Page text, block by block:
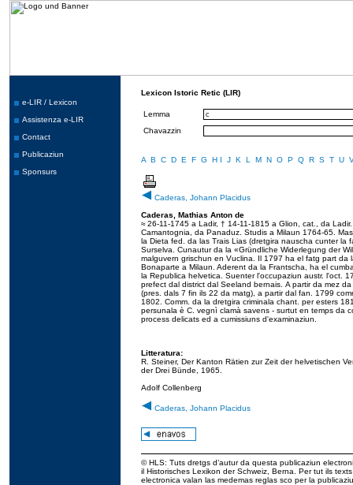
e-LIR / Lexicon
Assistenza e-LIR
Contact
Publicaziun
Sponsurs
Lexicon Istoric Retic (LIR)
Lemma
Chavazzin
A B C D E F G H I J K L M N O P Q R S T U
Caderas, Johann Placidus
Caderas, Mathias Anton de
≈ 26-11-1745 a Ladir, † 14-11-1815 a Glion, cat., da
Camantognia, da Panaduz. Studis a Milaun 1764-65.
la Dieta fed. da las Trais Lias (dretgira nauscha cunter la
Surselva. Cunautur da la «Gründliche Widerlegung der
malguvern grischun en Vuclina. Il 1797 ha el fatg part
Bonaparte a Milaun. Aderent da la Frantscha, ha el
la Republica helvetica. Suenter l'occupaziun austr. l'oct.
prefect dal district dal Seeland bernais. A partir da mez
(pres. dals 7 fin ils 22 da matg), a partir dal fan. 1799
1802. Comm. da la dretgira criminala chant. per esters
persunala è C. vegnì clamà savens - surtut en temps da
process delicats ed a cumissiuns d'examinaziun.
Litteratura:
R. Steiner, Der Kanton Rätien zur Zeit der helvetischen
der Drei Bünde, 1965.
Adolf Collenberg
Caderas, Johann Placidus
© HLS: Tuts dretgs d’autur da questa publicaziun
il Historisches Lexikon der Schweiz, Berna. Per tut ils
electronica valan las medemas reglas sco per la